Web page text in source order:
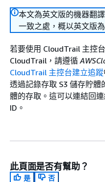
本文為英文版的機器翻
一致之處，概以英文版為
若要使用 CloudTrail 主控
CloudTrail，請遵循
CloudTrail 主控台建立追蹤
透過記錄存取 S3 儲存貯體
體的存取。這可以連結回
ID。
此頁面是否有幫助？
是
否